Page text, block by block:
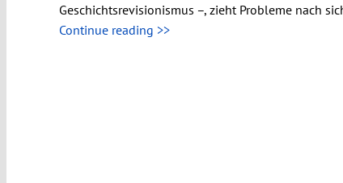
Geschichtsrevisionismus –, zieht Probleme nach
Continue reading >>